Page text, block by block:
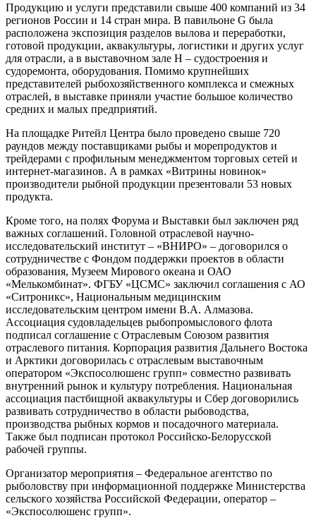
Продукцию и услуги представили свыше 400 компаний из 34
регионов России и 14 стран мира. В павильоне G была
расположена экспозиция разделов вылова и переработки,
готовой продукции, аквакультуры, логистики и других услуг
для отрасли, а в выставочном зале H – судостроения и
судоремонта, оборудования. Помимо крупнейших
представителей рыбохозяйственного комплекса и смежных
отраслей, в выставке приняли участие большое количество
средних и малых предприятий.
На площадке Ритейл Центра было проведено свыше 720
раундов между поставщиками рыбы и морепродуктов и
трейдерами с профильным менеджментом торговых сетей и
интернет-магазинов. А в рамках «Витрины новинок»
производители рыбной продукции презентовали 53 новых
продукта.
Кроме того, на полях Форума и Выставки был заключен ряд
важных соглашений. Головной отраслевой научно-
исследовательский институт – «ВНИРО» – договорился о
сотрудничестве с Фондом поддержки проектов в области
образования, Музеем Мирового океана и ОАО
«Мелькомбинат». ФГБУ «ЦСМС» заключил соглашения с АО
«Ситроникс», Национальным медицинским
исследовательским центром имени В.А. Алмазова.
Ассоциация судовладельцев рыбопромыслового флота
подписал соглашение с Отраслевым Союзом развития
отраслевого питания. Корпорация развития Дальнего Востока
и Арктики договорилась с отраслевым выставочным
оператором «Экспосолюшенс групп» совместно развивать
внутренний рынок и культуру потребления. Национальная
ассоциация пастбищной аквакультуры и Сбер договорились
развивать сотрудничество в области рыбоводства,
производства рыбных кормов и посадочного материала.
Также был подписан протокол Российско-Белорусской
рабочей группы.
Организатор мероприятия – Федеральное агентство по
рыболовству при информационной поддержке Министерства
сельского хозяйства Российской Федерации, оператор –
«Экспосолюшенс групп».